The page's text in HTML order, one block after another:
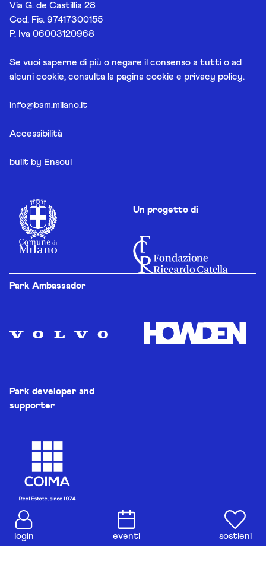
login eventi sostieni
Via G. de Castillia 28
Cod. Fis. 97417300155
P. Iva 06003120968
Se vuoi saperne di più o negare il consenso a tutti o ad
alcuni cookie, consulta la pagina cookie e privacy policy.
info@bam.milano.it
Accessibilità
built by Ensoul
Un progetto di
Park Ambassador
Park developer and
supporter